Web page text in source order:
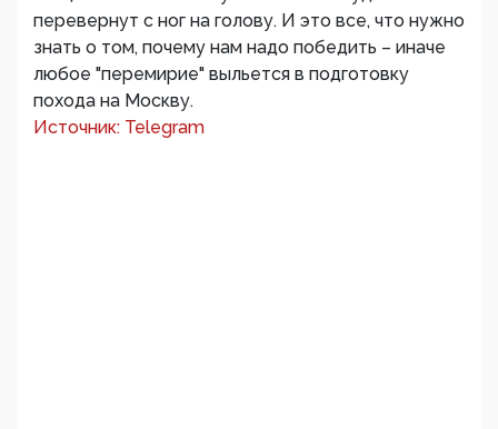
перевернут с ног на голову. И это все, что нужно
знать о том, почему нам надо победить – иначе
любое "перемирие" выльется в подготовку
похода на Москву.
Источник: Telegram